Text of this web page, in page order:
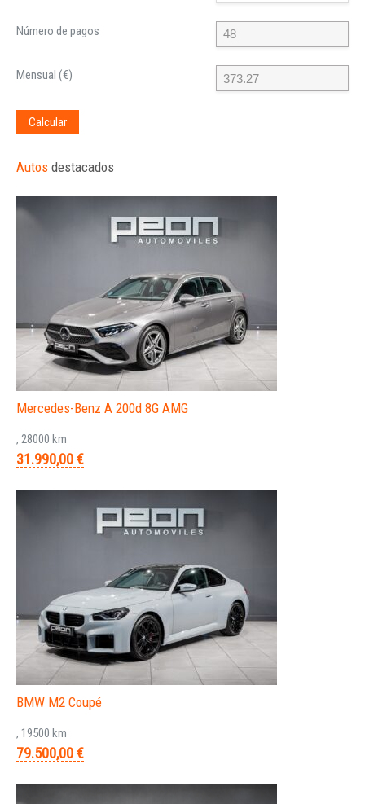
Número de pagos
Mensual (€)
Calcular
Autos destacados
Mercedes-Benz A 200d 8G AMG
, 28000 km
31.990,00 €
BMW M2 Coupé
, 19500 km
79.500,00 €